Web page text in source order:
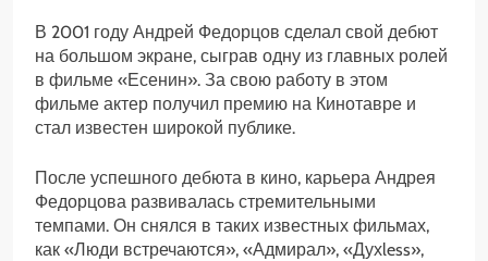
В 2001 году Андрей Федорцов сделал свой дебют
на большом экране, сыграв одну из главных ролей
в фильме «Есенин». За свою работу в этом
фильме актер получил премию на Кинотавре и
стал известен широкой публике.
После успешного дебюта в кино, карьера Андрея
Федорцова развивалась стремительными
темпами. Он снялся в таких известных фильмах,
как «Люди встречаются», «Адмирал», «Духless»,